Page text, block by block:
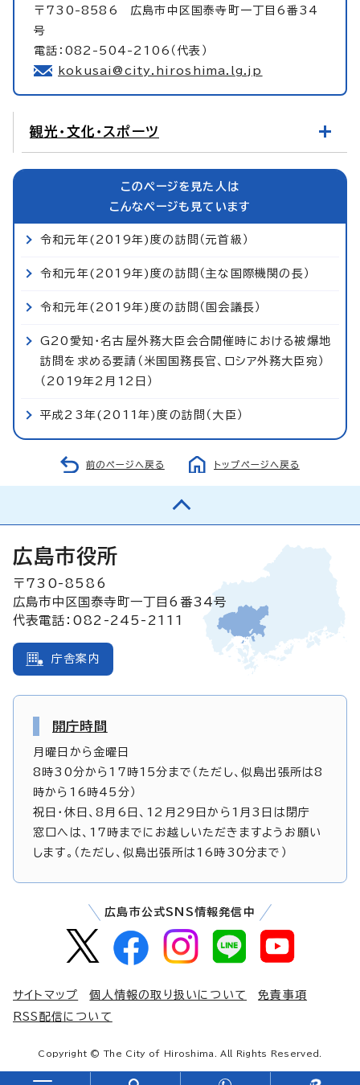
〒730-8586 広島市中区国泰寺町一丁目6番34
号
電話：082-504-2106（代表）
kokusai@city.hiroshima.lg.jp
観光・文化・スポーツ
このページを見た人は
こんなページも見ています
令和元年(2019年)度の訪問（元首級）
令和元年(2019年)度の訪問（主な国際機関の長）
令和元年(2019年)度の訪問（国会議長）
G20愛知・名古屋外務大臣会合開催時における被爆地
訪問を求める要請（米国国務長官、ロシア外務大臣宛）
（2019年2月12日）
平成23年(2011年)度の訪問（大臣）
前のページへ戻る トップページへ戻る
広島市役所
〒730-8586
広島市中区国泰寺町一丁目6番34号
代表電話：082-245-2111
庁舎案内
開庁時間
月曜日から金曜日
8時30分から17時15分まで（ただし、似島出張所は8
時から16時45分）
祝日・休日、8月6日、12月29日から1月3日は閉庁
窓口へは、17時までにお越しいただきますようお願い
します。（ただし、似島出張所は16時30分まで）
広島市公式SNS情報発信中
サイトマップ 個人情報の取り扱いについて
免責事項
RSS配信について
Copyright © The City of Hiroshima. All Rights Reserved.